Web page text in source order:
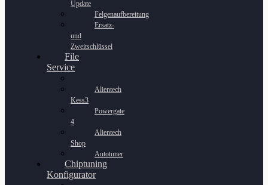
Update
Felgenaufbereitung
Ersatz-
und
Zweitschlüssel
File
Service
Alientech
Kess3
Powergate
4
Alientech
Shop
Autotuner
Chiptuning
Konfigurator